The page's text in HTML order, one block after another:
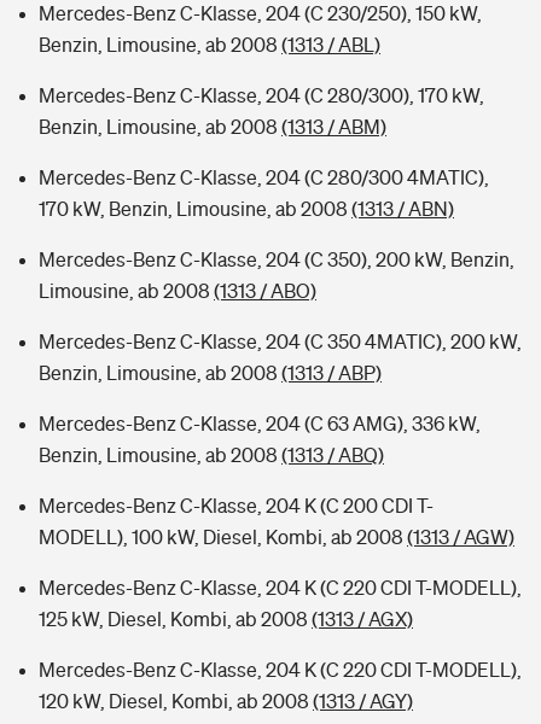
Mercedes-Benz C-Klasse, 204 (C 230/250), 150 kW,
Benzin, Limousine, ab 2008 (1313 / ABL)
Mercedes-Benz C-Klasse, 204 (C 280/300), 170 kW,
Benzin, Limousine, ab 2008 (1313 / ABM)
Mercedes-Benz C-Klasse, 204 (C 280/300 4MATIC),
170 kW, Benzin, Limousine, ab 2008 (1313 / ABN)
Mercedes-Benz C-Klasse, 204 (C 350), 200 kW, Benzin,
Limousine, ab 2008 (1313 / ABO)
Mercedes-Benz C-Klasse, 204 (C 350 4MATIC), 200 kW,
Benzin, Limousine, ab 2008 (1313 / ABP)
Mercedes-Benz C-Klasse, 204 (C 63 AMG), 336 kW,
Benzin, Limousine, ab 2008 (1313 / ABQ)
Mercedes-Benz C-Klasse, 204 K (C 200 CDI T-
MODELL), 100 kW, Diesel, Kombi, ab 2008 (1313 / AGW)
Mercedes-Benz C-Klasse, 204 K (C 220 CDI T-MODELL),
125 kW, Diesel, Kombi, ab 2008 (1313 / AGX)
Mercedes-Benz C-Klasse, 204 K (C 220 CDI T-MODELL),
120 kW, Diesel, Kombi, ab 2008 (1313 / AGY)